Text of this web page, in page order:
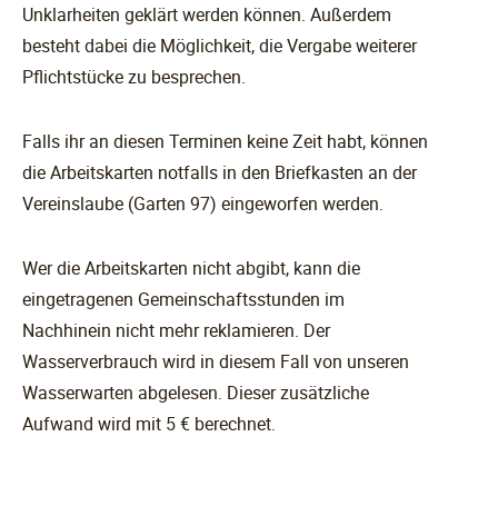
Unklarheiten geklärt werden können. Außerdem
besteht dabei die Möglichkeit, die Vergabe weiterer
Pflichtstücke zu besprechen.
Falls ihr an diesen Terminen keine Zeit habt, können
die Arbeitskarten notfalls in den Briefkasten an der
Vereinslaube (Garten 97) eingeworfen werden.
Wer die Arbeitskarten nicht abgibt, kann die
eingetragenen Gemeinschaftsstunden im
Nachhinein nicht mehr reklamieren. Der
Wasserverbrauch wird in diesem Fall von unseren
Wasserwarten abgelesen. Dieser zusätzliche
Aufwand wird mit 5 € berechnet.